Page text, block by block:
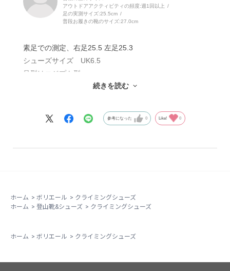
アウトドアアクティビティの頻度:週1回以上
足の実測サイズ:25.5cm
普段お履きの靴のサイズ:27.0cm
素足での測定、右足25.5 左足25.3
シューズサイズ UK6.5
足型はエジプト型
初めの3回程度はソックスは履けませんでしたが、その
後はソックス使用。
部分にしっかり堅さがあり粒にもしっかり乗れます。ボ
すごく気に入ってるシューズです。
め、しっかり止まらないことと(足のボリュームにもより
続きを読む
参考になった 0 Like! 0
ホーム > ボリエール > クライミングシューズ
ホーム > 登山靴&シューズ > クライミングシューズ
ホーム > ボリエール > クライミングシューズ